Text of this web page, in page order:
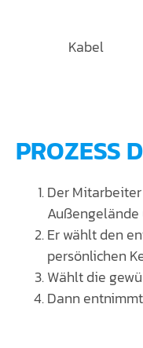
Kabel
PROZESS
Der
Er wählt den
persönlichen
Wählt die
Dann